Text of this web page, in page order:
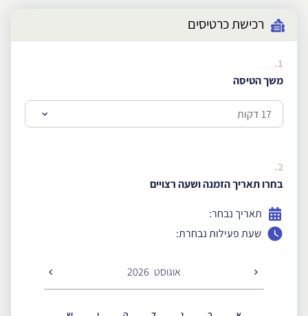
רכישת כרטיסים
1.
משך הטיסה
2.
בחרו תאריך הזמנה ושעה רצויים
תאריך נבחר:
שעת פעילות נבחרת:
אוגוסט 2026